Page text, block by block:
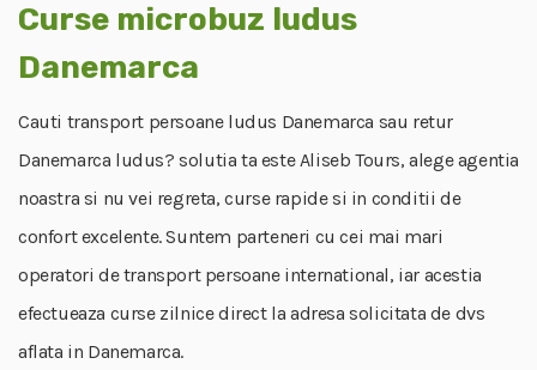
Curse microbuz ludus
Danemarca
Cauti transport persoane ludus Danemarca sau retur
Danemarca ludus? solutia ta este Aliseb Tours, alege agentia
noastra si nu vei regreta, curse rapide si in conditii de
confort excelente. Suntem parteneri cu cei mai mari
operatori de transport persoane international, iar acestia
efectueaza curse zilnice direct la adresa solicitata de dvs
aflata in Danemarca.